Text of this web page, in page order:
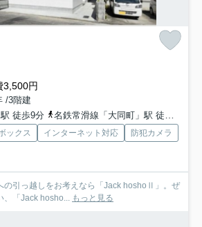
3,500円
/3階建
徒歩9分
名鉄常滑線「大同町」駅 徒歩17分
ックス インターネット対応
防犯カメラ
の引っ越しをお考えなら「Jack hoshoⅡ」。ぜ
「Jack hosho...
もっと見る